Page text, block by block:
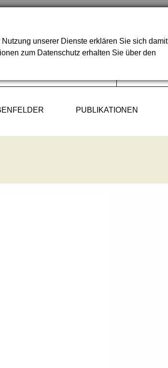
unserer Dienste erklären Sie sich damit
zum Datenschutz erhalten Sie über den
PUBLIKATIONEN